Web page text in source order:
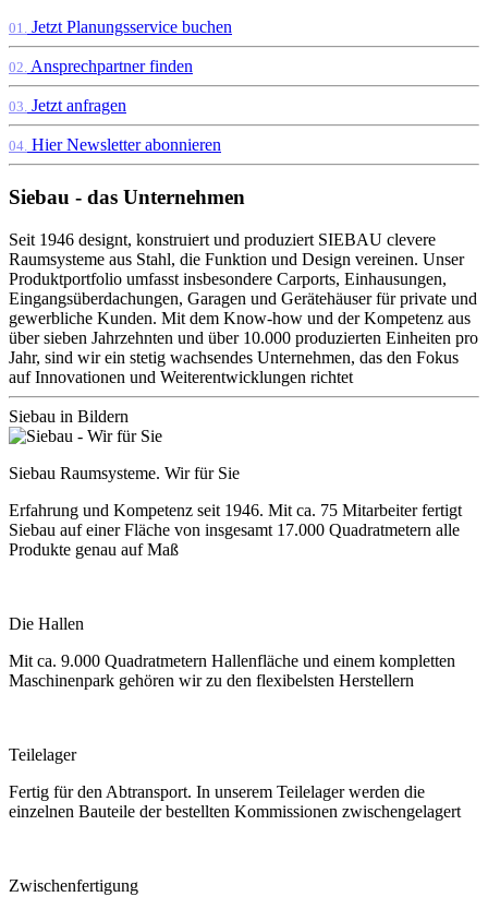
01. Jetzt Planungsservice buchen
02. Ansprechpartner finden
03. Jetzt anfragen
04. Hier Newsletter abonnieren
Siebau - das Unternehmen
Seit 1946 designt, konstruiert und produziert SIEBAU clevere
Raumsysteme aus Stahl, die Funktion und Design vereinen. Unser
Produktportfolio umfasst insbesondere Carports, Einhausungen,
Eingangsüberdachungen, Garagen und Gerätehäuser für private und
gewerbliche Kunden. Mit dem Know-how und der Kompetenz aus
über sieben Jahrzehnten und über 10.000 produzierten Einheiten pro
Jahr, sind wir ein stetig wachsendes Unternehmen, das den Fokus
auf Innovationen und Weiterentwicklungen richtet
Siebau in Bildern
Siebau Raumsysteme. Wir für Sie
Erfahrung und Kompetenz seit 1946. Mit ca. 75 Mitarbeiter fertigt
Siebau auf einer Fläche von insgesamt 17.000 Quadratmetern alle
Produkte genau auf Maß
Die Hallen
Mit ca. 9.000 Quadratmetern Hallenfläche und einem kompletten
Maschinenpark gehören wir zu den flexibelsten Herstellern
Teilelager
Fertig für den Abtransport. In unserem Teilelager werden die
einzelnen Bauteile der bestellten Kommissionen zwischengelagert
Zwischenfertigung